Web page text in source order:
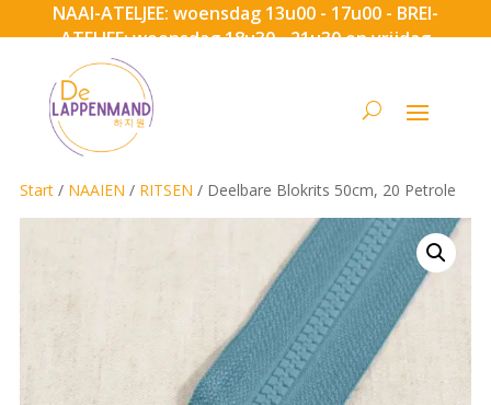
NAAI-ATELJEE: woensdag 13u00 - 17u00 - BREI-
ATELJEE: woensdag 18u30 - 21u30 en vrijdag
Start/ NAAIEN / RITSEN / Deelbare Blokrits 50cm, 20 Petrole